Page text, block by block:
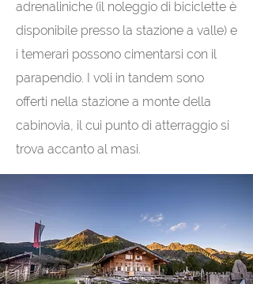
adrenaliniche (il noleggio di biciclette è
disponibile presso la stazione a valle) e
i temerari possono cimentarsi con il
parapendio. I voli in tandem sono
offerti nella stazione a monte della
cabinovia, il cui punto di atterraggio si
trova accanto al masi.